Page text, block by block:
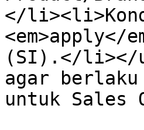
</
(SI).</li></
agar
untuk Sales